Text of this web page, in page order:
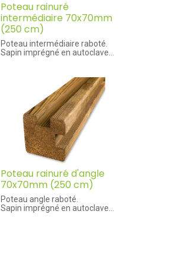
Poteau rainuré
intermédiaire 70x70mm
(250 cm)
Poteau intermédiaire raboté.
Sapin imprégné en autoclave
Poteau rainuré d'angle
70x70mm (250 cm)
Poteau angle raboté.
Sapin imprégné en autoclave